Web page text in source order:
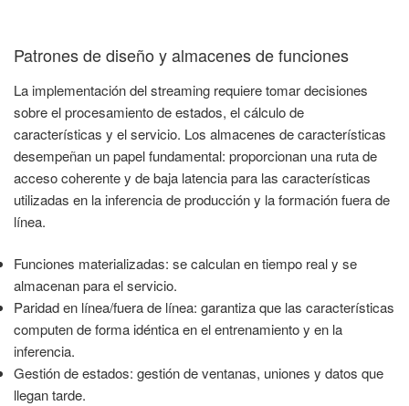
Patrones de diseño y almacenes de funciones
La implementación del streaming requiere tomar decisiones
sobre el procesamiento de estados, el cálculo de
características y el servicio. Los almacenes de características
desempeñan un papel fundamental: proporcionan una ruta de
acceso coherente y de baja latencia para las características
utilizadas en la inferencia de producción y la formación fuera de
línea.
Funciones materializadas: se calculan en tiempo real y se
almacenan para el servicio.
Paridad en línea/fuera de línea: garantiza que las características
computen de forma idéntica en el entrenamiento y en la
inferencia.
Gestión de estados: gestión de ventanas, uniones y datos que
llegan tarde.